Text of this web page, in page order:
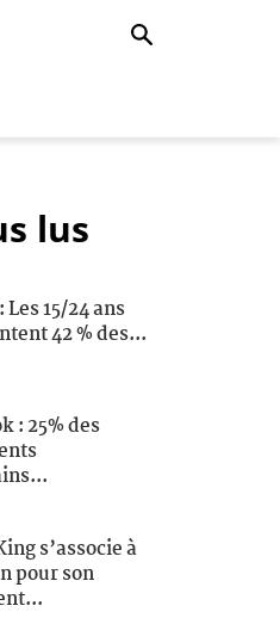
lus
15/24 ans
42 % des...
: 25% des
s’associe à
pour son